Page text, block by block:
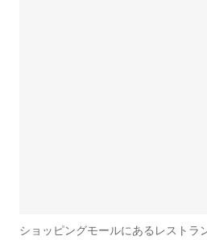
ショッピングモールにあるレストラ